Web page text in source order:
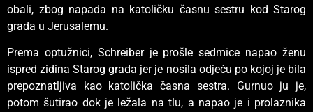
obali, zbog napada na katoličku časnu sestru kod Starog
grada u Jerusalemu.
Prema optužnici, Schreiber je prošle sedmice napao ženu
ispred zidina Starog grada jer je nosila odjeću po kojoj je bila
prepoznatljiva kao katolička časna sestra. Gurnuo ju je,
potom šutirao dok je ležala na tlu, a napao je i prolaznika